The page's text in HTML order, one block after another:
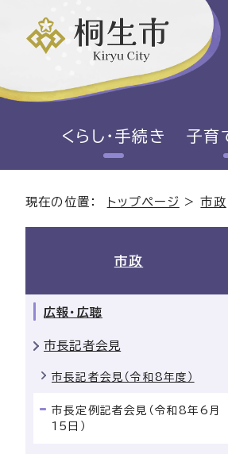
くらし・手続き 子育
現在の位置： トップページ >市政
市政
広報・広聴
市長記者会見
市長記者会見（令和8年度）
市長定例記者会見（令和8年6月
15日）